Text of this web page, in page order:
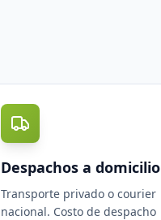
Despachos a domicilio
Transporte privado o courier
nacional. Costo de despacho